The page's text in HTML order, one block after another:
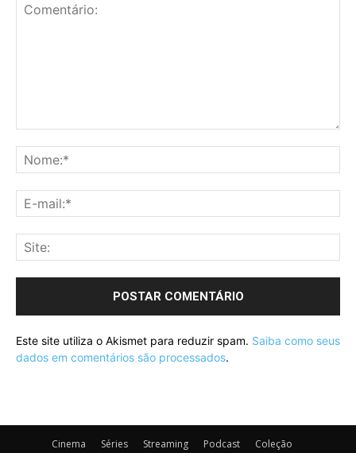
Este site utiliza o Akismet para reduzir spam. Saiba como seus
dados em comentários são processados.
Cinema Séries Streaming Podcast Coleção